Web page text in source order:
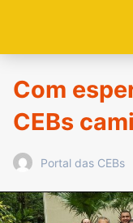
Com
CEBs
Portal das CEBs